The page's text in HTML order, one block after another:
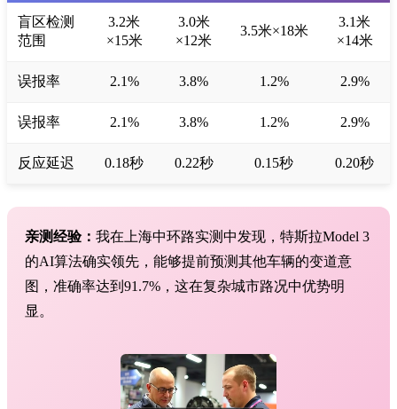
盲区检测
范围
3.2米
×15米
3.0米
×12米
3.5米×18米
3.1米
×14米
误报率 2.1% 3.8% 1.2% 2.9%
误报率 2.1% 3.8% 1.2% 2.9%
反应延迟 0.18秒 0.22秒 0.15秒 0.20秒
亲测经验： 我在上海中环路实测中发现，特斯拉Model 3
的AI算法确实领先，能够提前预测其他车辆的变道意
图，准确率达到91.7%，这在复杂城市路况中优势明
显。